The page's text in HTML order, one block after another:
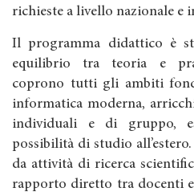
richieste a livello nazionale e
Il programma didattico è
equilibrio tra teoria e
coprono tutti gli ambiti
informatica moderna,
individuali e di gruppo,
possibilità di studio
da attività di ricerca
rapporto diretto tra docenti